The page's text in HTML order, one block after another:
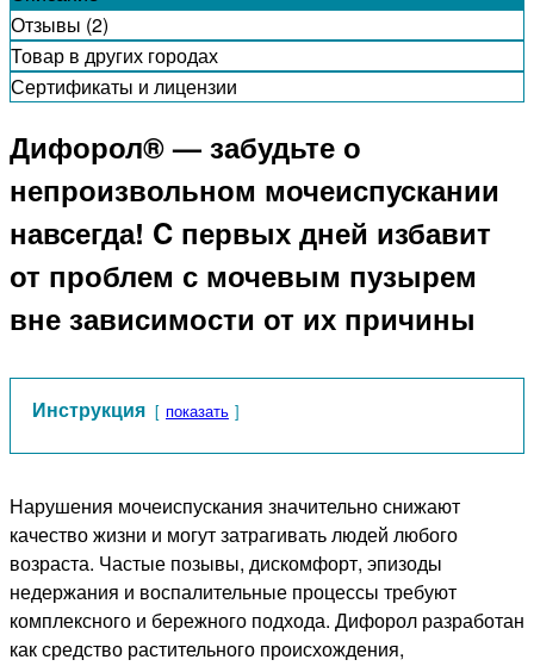
Отзывы (2)
Товар в других городах
Сертификаты и лицензии
Дифорол® — забудьте о
непроизвольном мочеиспускании
навсегда! C первых дней избавит
от проблем с мочевым пузырем
вне зависимости от их причины
Инструкция показать
Нарушения мочеиспускания значительно снижают
качество жизни и могут затрагивать людей любого
возраста. Частые позывы, дискомфорт, эпизоды
недержания и воспалительные процессы требуют
комплексного и бережного подхода. Дифорол разработан
как средство растительного происхождения,